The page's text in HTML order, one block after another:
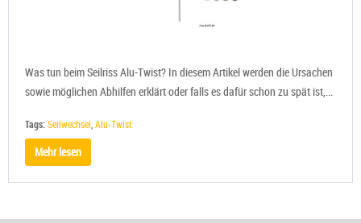
Was tun beim Seilriss Alu-Twist? In diesem Artikel werden die Ursachen
sowie möglichen Abhilfen erklärt oder falls es dafür schon zu spät ist,...
Tags:Seilwechsel Alu-Twist
Mehr lesen